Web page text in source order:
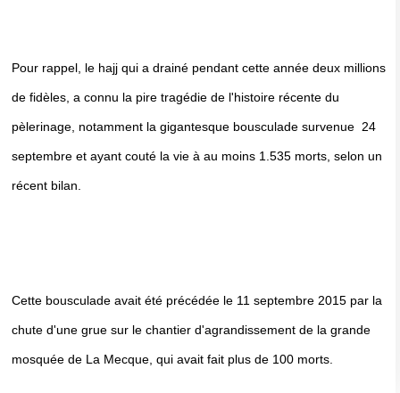
Pour rappel, le hajj qui a drainé pendant cette année deux millions
de fidèles, a connu la pire tragédie de l'histoire récente du
pèlerinage, notamment la gigantesque bousculade survenue 24
septembre et ayant couté la vie à au moins 1.535 morts, selon un
récent bilan.
Cette bousculade avait été précédée le 11 septembre 2015 par la
chute d'une grue sur le chantier d'agrandissement de la grande
mosquée de La Mecque, qui avait fait plus de 100 morts.